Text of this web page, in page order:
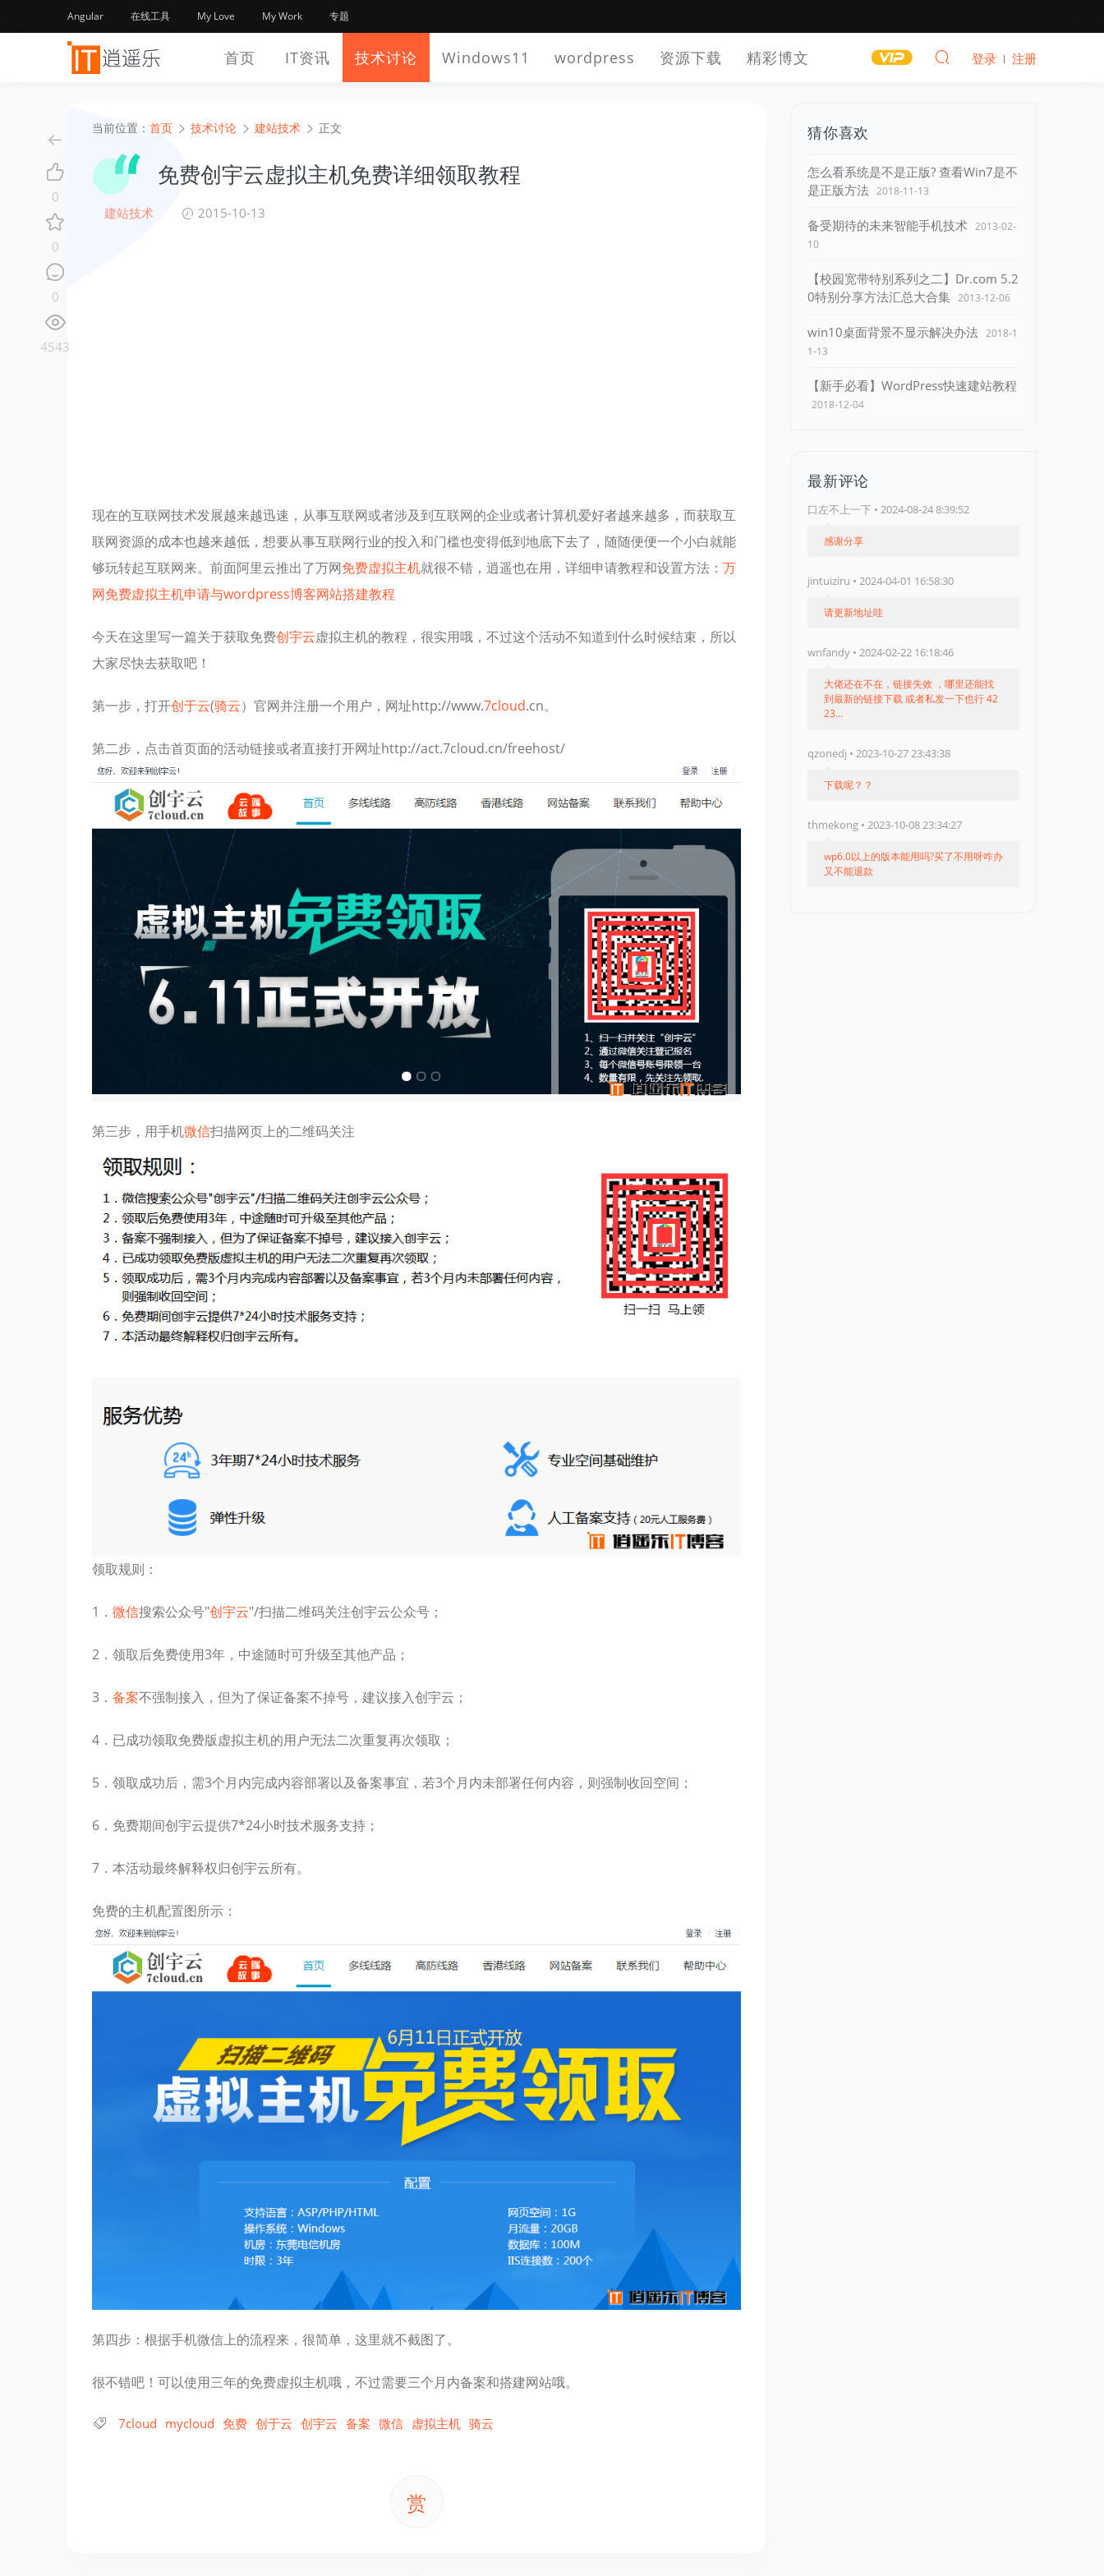
Angular 在线工具 My Love My Work 专题
首页 IT资讯 技术讨论 Windows11 wordpress 资源下载 精彩博文 登录 注册
当前位置： 首页 技术讨论 建站技术 正文
免费创宇云虚拟主机免费详细领取教程
建站技术 2015-10-13
现在的互联网技术发展越来越迅速，从事互联网或者涉及到互联网的企业或者计算机爱好者越来越多，而获取互
联网资源的成本也越来越低，想要从事互联网行业的投入和门槛也变得低到地底下去了，随随便便一个小白就能
够玩转起互联网来。前面阿里云推出了万网免费虚拟主机就很不错，逍遥也在用，详细申请教程和设置方法： 万
网免费虚拟主机申请与wordpress博客网站搭建教程
今天在这里写一篇关于获取免费创宇云虚拟主机的教程，很实用哦，不过这个活动不知道到什么时候结束，所以
大家尽快去获取吧！
第一步，打开创于云(骑云）官网并注册一个用户，网址http://www.7cloud.cn。
第二步，点击首页面的活动链接或者直接打开网址http://act.7cloud.cn/freehost/
第三步，用手机微信扫描网页上的二维码关注
领取规则：
1． 微信搜索公众号"创宇云"/扫描二维码关注创宇云公众号；
2．领取后免费使用3年，中途随时可升级至其他产品；
3． 备案不强制接入，但为了保证备案不掉号，建议接入创宇云；
4．已成功领取免费版虚拟主机的用户无法二次重复再次领取；
5．领取成功后，需3个月内完成内容部署以及备案事宜，若3个月内未部署任何内容，则强制收回空间；
6．免费期间创宇云提供7*24小时技术服务支持；
7．本活动最终解释权归创宇云所有。
免费的主机配置图所示：
第四步：根据手机微信上的流程来，很简单，这里就不截图了。
很不错吧！可以使用三年的免费虚拟主机哦，不过需要三个月内备案和搭建网站哦。
7cloud mycloud 免费 创于云 创宇云 备案 微信 虚拟主机 骑云
赏
猜你喜欢
怎么看系统是不是正版? 查看Win7是不
是正版方法 2018-11-13
备受期待的未来智能手机技术 2013-02-
10
【校园宽带特别系列之二】Dr.com 5.2
0特别分享方法汇总大合集 2013-12-06
win10桌面背景不显示解决办法 2018-1
1-13
【新手必看】WordPress快速建站教程
2018-12-04
最新评论
口左不上一下 • 2024-08-24 8:39:52
感谢分享
jintuiziru • 2024-04-01 16:58:30
请更新地址哇
wnfandy • 2024-02-22 16:18:46
大佬还在不在，链接失效 ，哪里还能找
到最新的链接下载 或者私发一下也行 42
23...
qzonedj • 2023-10-27 23:43:38
下载呢？？
thmekong • 2023-10-08 23:34:27
wp6.0以上的版本能用吗?买了不用呀咋办
又不能退款
0
0
0
4543